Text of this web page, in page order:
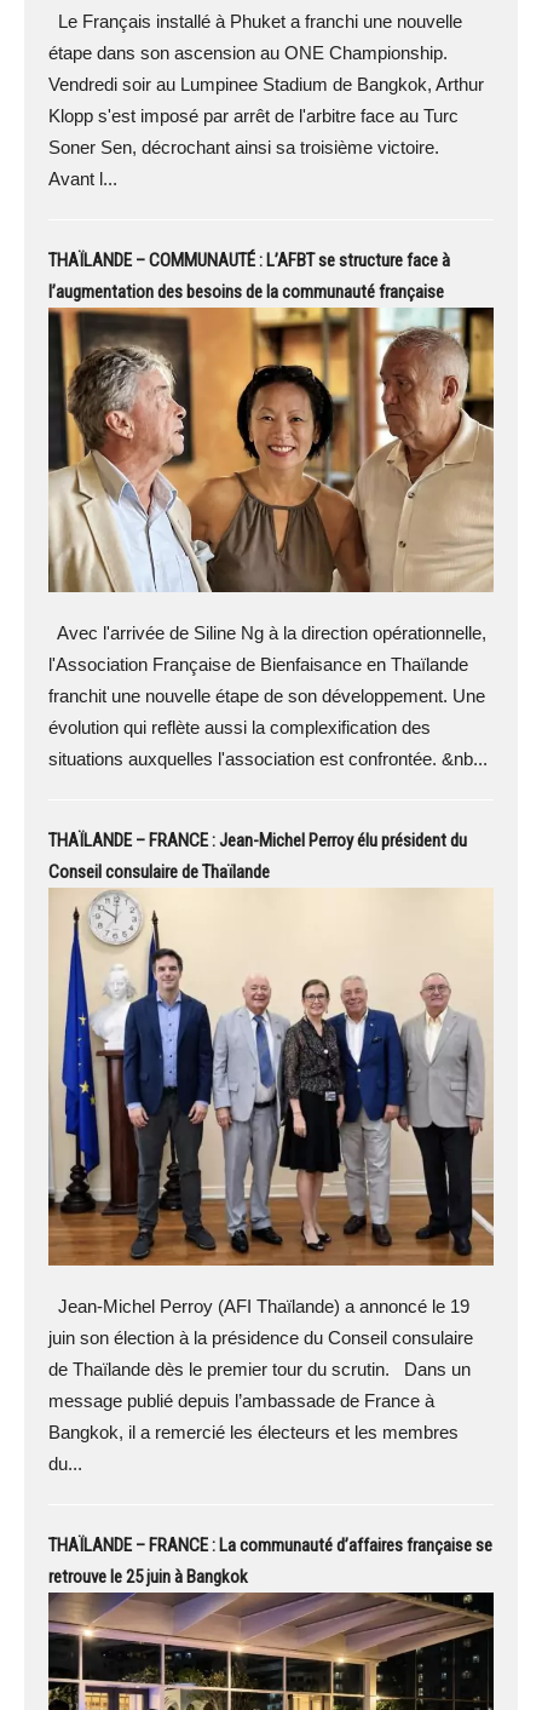
Le Français installé à Phuket a franchi une nouvelle
étape dans son ascension au ONE Championship.
Vendredi soir au Lumpinee Stadium de Bangkok, Arthur
Klopp s'est imposé par arrêt de l'arbitre face au Turc
Soner Sen, décrochant ainsi sa troisième victoire.
Avant l...
THAÏLANDE – COMMUNAUTÉ : L’AFBT se structure face à
l’augmentation des besoins de la communauté française
Avec l'arrivée de Siline Ng à la direction opérationnelle,
l'Association Française de Bienfaisance en Thaïlande
franchit une nouvelle étape de son développement. Une
évolution qui reflète aussi la complexification des
situations auxquelles l'association est confrontée. &nb...
THAÏLANDE – FRANCE : Jean-Michel Perroy élu président du
Conseil consulaire de Thaïlande
Jean-Michel Perroy (AFI Thaïlande) a annoncé le 19
juin son élection à la présidence du Conseil consulaire
de Thaïlande dès le premier tour du scrutin. Dans un
message publié depuis l’ambassade de France à
Bangkok, il a remercié les électeurs et les membres
du...
THAÏLANDE – FRANCE : La communauté d’affaires française se
retrouve le 25 juin à Bangkok